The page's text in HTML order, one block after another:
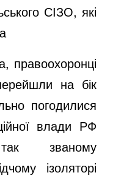
СІЗО, які
правоохоронці
на бік
погодилися
влади РФ
званому
ізоляторі